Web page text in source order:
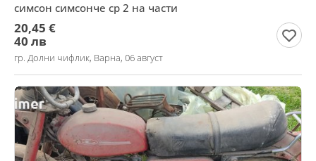
симсон симсонче ср 2 на части
20,45 €
40 лв
гр. Долни чифлик, Варна, 06 август